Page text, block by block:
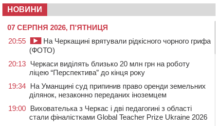
НОВИНИ
07 СЕРПНЯ 2026, П'ЯТНИЦЯ
20:55
На Черкащині врятували рідкісного чорного грифа
(ФОТО)
20:13 Черкаси виділять близько 20 млн грн на роботу
ліцею “Перспектива” до кінця року
19:34 На Уманщині суд припинив право оренди земельних
ділянок, незаконно переданих іноземцем
19:00 Вихователька з Черкас і дві педагогині з області
стали фіналістками Global Teacher Prize Ukraine 2026